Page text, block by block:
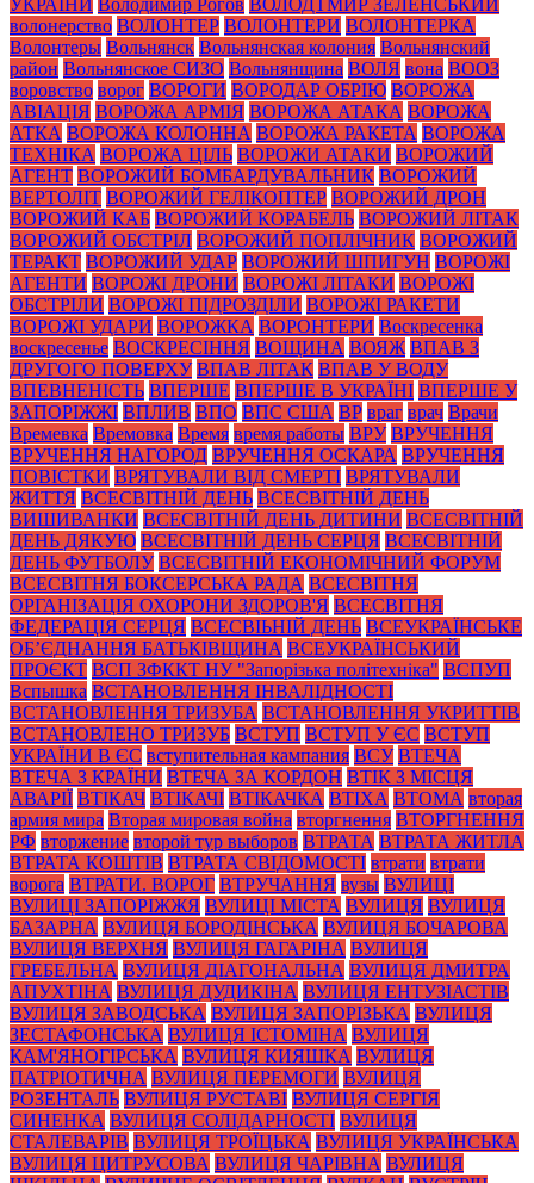
волонерство ВОЛОНТЕР ВОЛОНТЕРИ ВОЛОНТЕРКА
Волонтеры Вольнянск Вольнянская колония Вольнянский
район Вольнянское СИЗО Вольнянщина ВОЛЯ вона ВООЗ
воровство ворог ВОРОГИ ВОРОДАР ОБРІЮ ВОРОЖА
АВІАЦІЯ ВОРОЖА АРМІЯ ВОРОЖА АТАКА ВОРОЖА
АТКА ВОРОЖА КОЛОННА ВОРОЖА РАКЕТА ВОРОЖА
ТЕХНІКА ВОРОЖА ЦІЛЬ ВОРОЖИ АТАКИ ВОРОЖИЙ
АГЕНТ ВОРОЖИЙ БОМБАРДУВАЛЬНИК ВОРОЖИЙ
ВЕРТОЛІТ ВОРОЖИЙ ГЕЛІКОПТЕР ВОРОЖИЙ ДРОН
ВОРОЖИЙ КАБ ВОРОЖИЙ КОРАБЕЛЬ ВОРОЖИЙ ЛІТАК
ВОРОЖИЙ ОБСТРІЛ ВОРОЖИЙ ПОПЛІЧНИК ВОРОЖИЙ
ТЕРАКТ ВОРОЖИЙ УДАР ВОРОЖИЙ ШПИГУН ВОРОЖІ
АГЕНТИ ВОРОЖІ ДРОНИ ВОРОЖІ ЛІТАКИ ВОРОЖІ
ОБСТРІЛИ ВОРОЖІ ПІДРОЗДІЛИ ВОРОЖІ РАКЕТИ
ВОРОЖІ УДАРИ ВОРОЖКА ВОРОНТЕРИ Воскресенка
воскресенье ВОСКРЕСІННЯ ВОЩИНА ВОЯЖ ВПАВ З
ДРУГОГО ПОВЕРХУ ВПАВ ЛІТАК ВПАВ У ВОДУ
ВПЕВНЕНІСТЬ ВПЕРШЕ ВПЕРШЕ В УКРАЇНІ ВПЕРШЕ У
ЗАПОРІЖЖІ ВПЛИВ ВПО ВПС США ВР враг врач Врачи
Времевка Времовка Время время работы ВРУ ВРУЧЕННЯ
ВРУЧЕННЯ НАГОРОД ВРУЧЕННЯ ОСКАРА ВРУЧЕННЯ
ПОВІСТКИ ВРЯТУВАЛИ ВІД СМЕРТІ ВРЯТУВАЛИ
ЖИТТЯ ВСЕСВІТНІЙ ДЕНЬ ВСЕСВІТНІЙ ДЕНЬ
ВИШИВАНКИ ВСЕСВІТНІЙ ДЕНЬ ДИТИНИ ВСЕСВІТНІЙ
ДЕНЬ ДЯКУЮ ВСЕСВІТНІЙ ДЕНЬ СЕРЦЯ ВСЕСВІТНІЙ
ДЕНЬ ФУТБОЛУ ВСЕСВІТНІЙ ЕКОНОМІЧНИЙ ФОРУМ
ВСЕСВІТНЯ БОКСЕРСЬКА РАДА ВСЕСВІТНЯ
ОРГАНІЗАЦІЯ ОХОРОНИ ЗДОРОВ'Я ВСЕСВІТНЯ
ФЕДЕРАЦІЯ СЕРЦЯ ВСЕСВІЬНІЙ ДЕНЬ ВСЕУКРАЇНСЬКЕ
ОБ’ЄДНАННЯ БАТЬКІВЩИНА ВСЕУКРАЇНСЬКИЙ
ПРОЄКТ ВСП ЗФККТ НУ "Запорізька політехніка" ВСПУП
Вспышка ВСТАНОВЛЕННЯ ІНВАЛІДНОСТІ
ВСТАНОВЛЕННЯ ТРИЗУБА ВСТАНОВЛЕННЯ УКРИТТІВ
ВСТАНОВЛЕНО ТРИЗУБ ВСТУП ВСТУП У ЄС ВСТУП
УКРАЇНИ В ЄС вступительная кампания ВСУ ВТЕЧА
ВТЕЧА З КРАЇНИ ВТЕЧА ЗА КОРДОН ВТІК З МІСЦЯ
АВАРІЇ ВТІКАЧ ВТІКАЧІ ВТІКАЧКА ВТІХА ВТОМА вторая
армия мира Вторая мировая война вторгнення ВТОРГНЕННЯ
РФ вторжение второй тур выборов ВТРАТА ВТРАТА ЖИТЛА
ВТРАТА КОШТІВ ВТРАТА СВІДОМОСТІ втрати втрати
ворога ВТРАТИ. ВОРОГ ВТРУЧАННЯ вузы ВУЛИЦІ
ВУЛИЦІ ЗАПОРІЖЖЯ ВУЛИЦІ МІСТА ВУЛИЦЯ ВУЛИЦЯ
БАЗАРНА ВУЛИЦЯ БОРОДІНСЬКА ВУЛИЦЯ БОЧАРОВА
ВУЛИЦЯ ВЕРХНЯ ВУЛИЦЯ ГАГАРІНА ВУЛИЦЯ
ГРЕБЕЛЬНА ВУЛИЦЯ ДІАГОНАЛЬНА ВУЛИЦЯ ДМИТРА
АПУХТІНА ВУЛИЦЯ ДУДИКІНА ВУЛИЦЯ ЕНТУЗІАСТІВ
ВУЛИЦЯ ЗАВОДСЬКА ВУЛИЦЯ ЗАПОРІЗЬКА ВУЛИЦЯ
ЗЕСТАФОНСЬКА ВУЛИЦЯ ІСТОМІНА ВУЛИЦЯ
КАМ'ЯНОГІРСЬКА ВУЛИЦЯ КИЯШКА ВУЛИЦЯ
ПАТРІОТИЧНА ВУЛИЦЯ ПЕРЕМОГИ ВУЛИЦЯ
РОЗЕНТАЛЬ ВУЛИЦЯ РУСТАВІ ВУЛИЦЯ СЕРГІЯ
СИНЕНКА ВУЛИЦЯ СОЛІДАРНОСТІ ВУЛИЦЯ
СТАЛЕВАРІВ ВУЛИЦЯ ТРОЇЦЬКА ВУЛИЦЯ УКРАЇНСЬКА
ВУЛИЦЯ ЦИТРУСОВА ВУЛИЦЯ ЧАРІВНА ВУЛИЦЯ